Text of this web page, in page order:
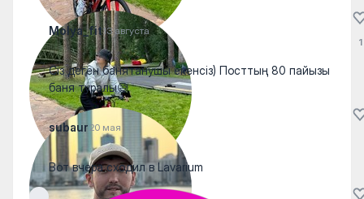
Molya_fit13 августа
Сіз деген банятанушы екенсіз) Посттың 80 пайызы
баня туралы😅
1
subaur 20 мая
Вот вчера сходил в Lavarium